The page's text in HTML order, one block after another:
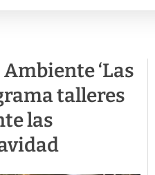
‘Las
talleres
las